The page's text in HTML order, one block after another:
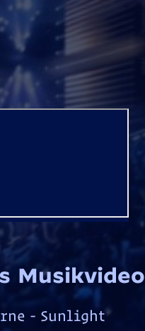
Musikvideo
- Sunlight